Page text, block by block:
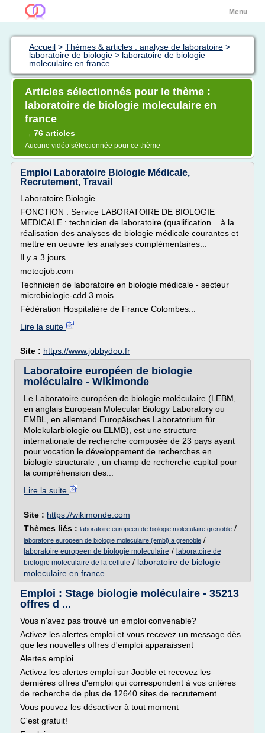
Menu
Accueil > Thèmes & articles : analyse de laboratoire >
laboratoire de biologie > laboratoire de biologie
moleculaire en france
Articles sélectionnés pour le thème :
laboratoire de biologie moleculaire en
france
→ 76 articles
Aucune vidéo sélectionnée pour ce thème
Emploi Laboratoire Biologie Médicale,
Recrutement, Travail
Laboratoire Biologie
FONCTION : Service LABORATOIRE DE BIOLOGIE
MEDICALE : technicien de laboratoire (qualification... à la
réalisation des analyses de biologie médicale courantes et
mettre en oeuvre les analyses complémentaires...
Il y a 3 jours
meteojob.com
Technicien de laboratoire en biologie médicale - secteur
microbiologie-cdd 3 mois
Fédération Hospitalière de France Colombes...
Lire la suite
Site : https://www.jobbydoo.fr
Laboratoire européen de biologie
moléculaire - Wikimonde
Le Laboratoire européen de biologie moléculaire (LEBM,
en anglais European Molecular Biology Laboratory ou
EMBL, en allemand Europäisches Laboratorium für
Molekularbiologie ou ELMB), est une structure
internationale de recherche composée de 23 pays ayant
pour vocation le développement de recherches en
biologie structurale , un champ de recherche capital pour
la compréhension des...
Lire la suite
Site : https://wikimonde.com
Thèmes liés : laboratoire europeen de biologie moleculaire grenoble /
laboratoire europeen de biologie moleculaire (embl) a grenoble /
laboratoire europeen de biologie moleculaire / laboratoire de
biologie moleculaire de la cellule / laboratoire de biologie
moleculaire en france
Emploi : Stage biologie moléculaire - 35213
offres d ...
Vous n'avez pas trouvé un emploi convenable?
Activez les alertes emploi et vous recevez un message dès
que les nouvelles offres d'emploi apparaissent
Alertes emploi
Activez les alertes emploi sur Jooble et recevez les
dernières offres d'emploi qui correspondent à vos critères
de recherche de plus de 12640 sites de recrutement
Vous pouvez les désactiver à tout moment
C'est gratuit!